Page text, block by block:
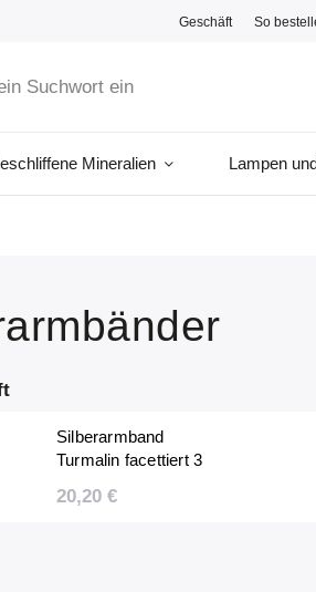
Geschäft So
Mineralien Lampen
Silberarmband
Turmalin facettiert 3
20,20 €